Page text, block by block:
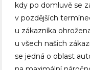
kdy po domluvě se
v pozdějších
u zákazníka
u všech našich
se jedná o oblast